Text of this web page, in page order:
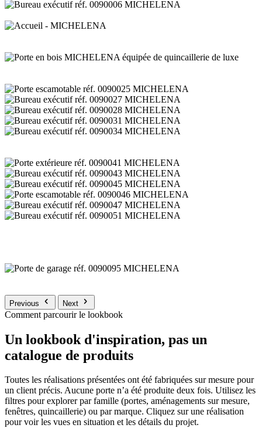
Previous Next
Comment parcourir le lookbook
Un lookbook d'inspiration, pas un
catalogue de produits
Toutes les réalisations présentées ont été fabriquées sur mesure pour
un client précis. Aucune porte n’a été produite deux fois. Utilisez les
filtres pour explorer par famille (portes, aménagements sur mesure,
fenêtres, quincaillerie) ou par marque. Cliquez sur une réalisation
pour voir les vues en situation et les détails du projet.